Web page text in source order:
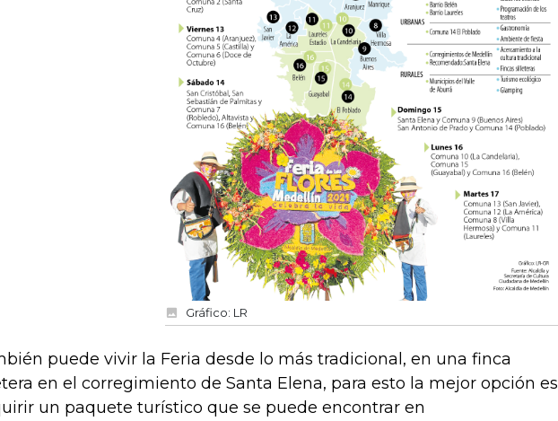
Gráfico: LR
puede vivir la Feria desde lo más tradicional, en una finca
en el corregimiento de Santa Elena, para esto la mejor opción es
un paquete turístico que se puede encontrar en